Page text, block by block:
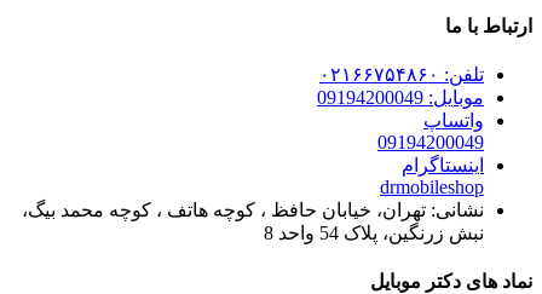
ارتباط با ما
تلفن: ۰۲۱۶۶۷۵۴۸۶۰
موبایل: 09194200049
واتساپ
09194200049
اینستاگرام
drmobileshop
نشانی: تهران، خیابان حافظ ، کوچه هاتف ، کوچه محمد بیگ،
نبش زرنگین، پلاک 54 واحد 8
نماد های دکتر موبایل